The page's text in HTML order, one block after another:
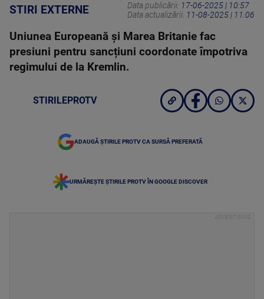
STIRI EXTERNE Data publicării: 17-06-2025 | 10:57
Data actualizării: 11-08-2025 | 11:06
Uniunea Europeană și Marea Britanie fac
presiuni pentru sancțiuni coordonate împotriva
regimului de la Kremlin.
STIRILEPROTV
ADAUGĂ ȘTIRILE PROTV CA SURSĂ PREFERATĂ
URMĂREȘTE ȘTIRILE PROTV ÎN GOOGLE DISCOVER